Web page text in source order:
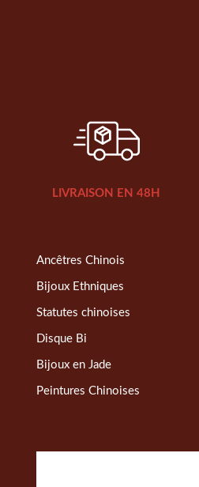
LIVRAISON EN 48H
Ancêtres Chinois
Bijoux Ethniques
Statutes chinoises
Disque Bi
Bijoux en Jade
Peintures Chinoises